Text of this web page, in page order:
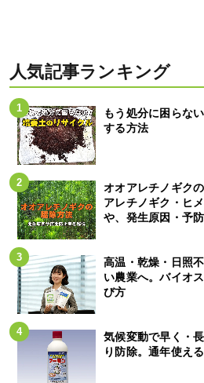
人気記事ランキング
もう処分に困らな
する方法
オオアレチノギク
アレチノギク・ヒ
や、発生原因・予
高温・乾燥・日照
い農業へ。バイオ
び方
気候変動で早く・
り防除。通年使え